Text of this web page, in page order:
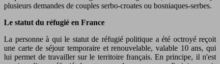
plusieurs demandes de couples serbo-croates ou bosniaques-serbes.
Le statut du réfugié en France
La personne à qui le statut de réfugié politique a été octroyé reçoit
une carte de séjour temporaire et renouvelable, valable 10 ans, qui
lui permet de travailler sur le territoire français. En principe, il n'est